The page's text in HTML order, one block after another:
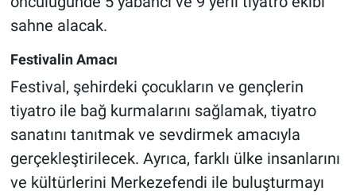
sahne alacak.
Festivalin Amacı
Festival, şehirdeki çocukların ve gençlerin
tiyatro ile bağ kurmalarını sağlamak, tiyatro
sanatını tanıtmak ve sevdirmek amacıyla
gerçekleştirilecek. Ayrıca, farklı ülke insanlarını
ve kültürlerini Merkezefendi ile buluşturmayı